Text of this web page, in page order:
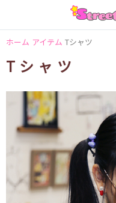
ホーム アイテム Tシャツ
Tシャツ